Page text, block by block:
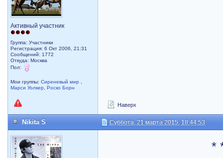
Активный участник
Группа: Участники
Регистрация: 6 Окт 2006, 21:31
Сообщений: 1772
Откуда: Москва
Пол:
Мои группы:Сиреневый мир
Марси Уолкер
,Роско Борн
Наверх
Nikita S Суббота, 21 марта 2015, 18:44:53
*